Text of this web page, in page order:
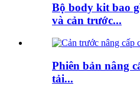
Bộ body kit bao
và cản trước...
Phiên bản nâng
tải...